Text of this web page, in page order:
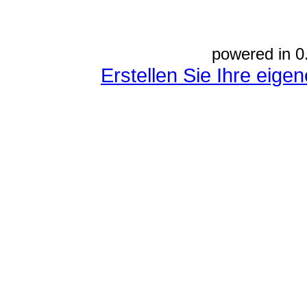
powered in
Erstellen Sie Ihre